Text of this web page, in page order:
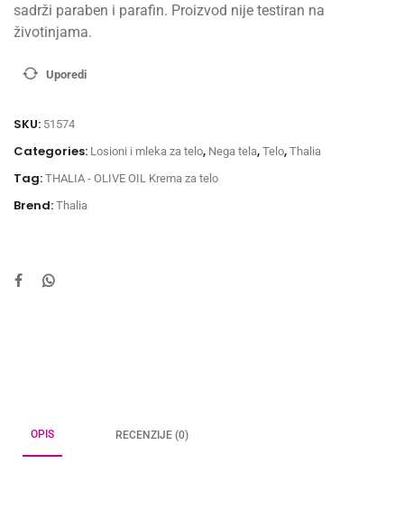
sadrži paraben i parafin. Proizvod nije testiran na
životinjama.
Uporedi
SKU: 51574
Categories: Losioni i mleka za telo, Nega tela, Telo, Thalia
Tag: THALIA - OLIVE OIL Krema za telo
Brend: Thalia
OPIS RECENZIJE (0)